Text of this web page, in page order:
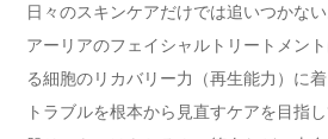
日々のスキンケアだけでは追いつかな
アーリアのフェイシャルトリートメン
る細胞のリカバリー力（再生能力）に
トラブルを根本から見直すケアを目指し